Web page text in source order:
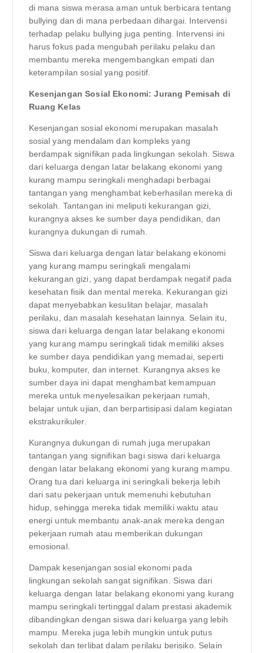
di mana siswa merasa aman untuk berbicara tentang
bullying dan di mana perbedaan dihargai. Intervensi
terhadap pelaku bullying juga penting. Intervensi ini
harus fokus pada mengubah perilaku pelaku dan
membantu mereka mengembangkan empati dan
keterampilan sosial yang positif.
Kesenjangan Sosial Ekonomi: Jurang Pemisah di
Ruang Kelas
Kesenjangan sosial ekonomi merupakan masalah
sosial yang mendalam dan kompleks yang
berdampak signifikan pada lingkungan sekolah. Siswa
dari keluarga dengan latar belakang ekonomi yang
kurang mampu seringkali menghadapi berbagai
tantangan yang menghambat keberhasilan mereka di
sekolah. Tantangan ini meliputi kekurangan gizi,
kurangnya akses ke sumber daya pendidikan, dan
kurangnya dukungan di rumah.
Siswa dari keluarga dengan latar belakang ekonomi
yang kurang mampu seringkali mengalami
kekurangan gizi, yang dapat berdampak negatif pada
kesehatan fisik dan mental mereka. Kekurangan gizi
dapat menyebabkan kesulitan belajar, masalah
perilaku, dan masalah kesehatan lainnya. Selain itu,
siswa dari keluarga dengan latar belakang ekonomi
yang kurang mampu seringkali tidak memiliki akses
ke sumber daya pendidikan yang memadai, seperti
buku, komputer, dan internet. Kurangnya akses ke
sumber daya ini dapat menghambat kemampuan
mereka untuk menyelesaikan pekerjaan rumah,
belajar untuk ujian, dan berpartisipasi dalam kegiatan
ekstrakurikuler.
Kurangnya dukungan di rumah juga merupakan
tantangan yang signifikan bagi siswa dari keluarga
dengan latar belakang ekonomi yang kurang mampu.
Orang tua dari keluarga ini seringkali bekerja lebih
dari satu pekerjaan untuk memenuhi kebutuhan
hidup, sehingga mereka tidak memiliki waktu atau
energi untuk membantu anak-anak mereka dengan
pekerjaan rumah atau memberikan dukungan
emosional.
Dampak kesenjangan sosial ekonomi pada
lingkungan sekolah sangat signifikan. Siswa dari
keluarga dengan latar belakang ekonomi yang kurang
mampu seringkali tertinggal dalam prestasi akademik
dibandingkan dengan siswa dari keluarga yang lebih
mampu. Mereka juga lebih mungkin untuk putus
sekolah dan terlibat dalam perilaku berisiko. Selain